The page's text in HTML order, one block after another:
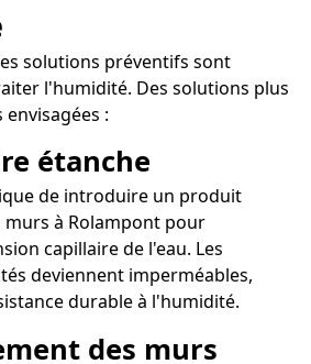
solutions préventifs sont
l'humidité. Des solutions plus
:
étanche
de introduire un produit
à Rolampont pour
capillaire de l'eau. Les
deviennent imperméables,
durable à l'humidité.
des murs